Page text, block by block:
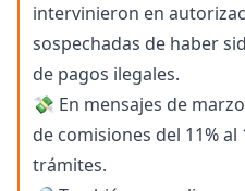
intervinieron en
sospechadas de haber
de pagos ilegales.
💸 En mensajes de
de comisiones del 11%
trámites.